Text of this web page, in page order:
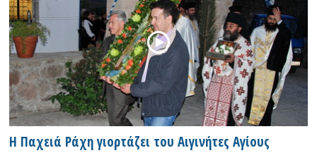
Η Παχειά Ράχη γιορτάζει του Αιγινήτες Αγίους